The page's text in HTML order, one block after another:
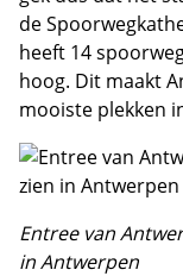
de
heeft 14
hoog. Dit maakt
mooiste plekken
Entree van
in Antwerpen